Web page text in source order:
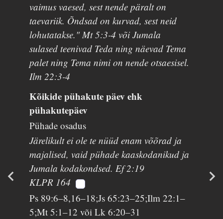
vaimus vaesed, sest nende päralt on
taevariik. Õndsad on kurvad, sest neid
lohutatakse." Mt 5:3-4 või Jumala
sulased teenivad Teda ning näevad Tema
palet ning Tema nimi on nende otsaesisel.
Ilm 22:3-4
Kõikide pühakute päev ehk
pühakutepäev
Pühade osadus
Järelikult ei ole te nüüd enam võõrad ja
majalised, vaid pühade kaaskodanikud ja
Jumala kodakondsed. Ef 2:19
KLPR 164
Ps 89:6–8,16–18;Js 65:23–25;Ilm 22:1–
5;Mt 5:1–12 või Lk 6:20–31